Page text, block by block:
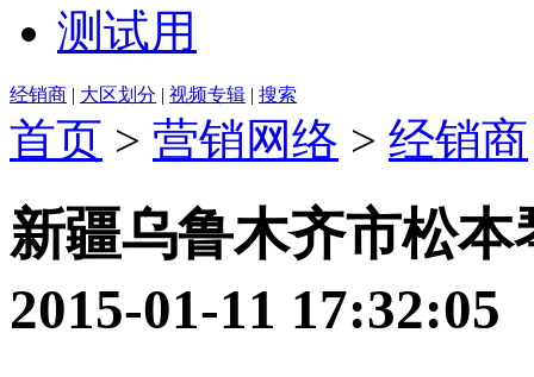
测试用
经销商 | 大区划分 | 视频专辑 | 搜索
首页 > 营销网络 > 经销商
新疆乌鲁木齐市松本
2015-01-11